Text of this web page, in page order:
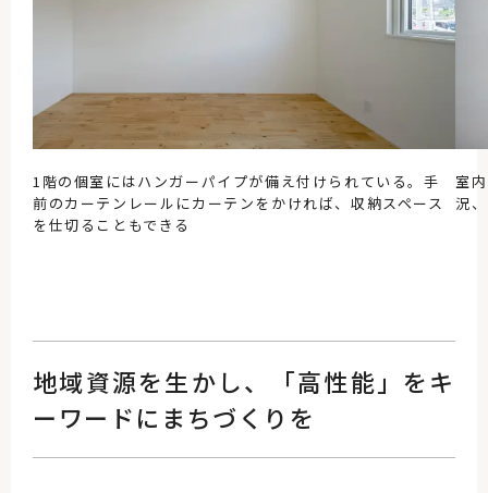
1階の個室にはハンガーパイプが備え付けられている。手
前のカーテンレールにカーテンをかければ、収納スペース
を仕切ることもできる
室
況
地域資源を生かし、「高性能」をキ
ーワードにまちづくりを